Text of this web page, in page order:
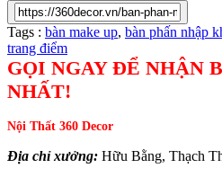
Tags : bàn make up, bàn phấn nhập
trang điểm
GỌI NGAY ĐỂ NHẬN
NHẤT!
Nội Thất 360 Decor
Địa chỉ xưởng: Hữu Bằng, Thạch